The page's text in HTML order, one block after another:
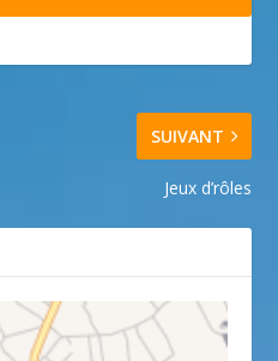
SUIVANT
Jeux d’rôles